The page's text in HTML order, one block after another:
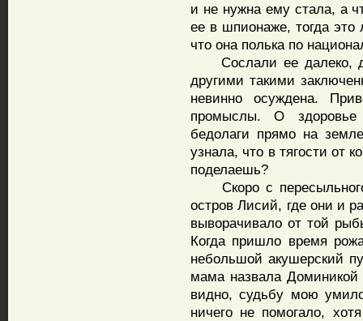
и не нужна ему стала, а
ее в шпионаже, тогда
что она полька по
Сослали ее далеко,
другими такими
невинно осуждена.
промыслы. О здоровье
бедолаги прямо на
узнала, что в тягости от
поделаешь?
Скоро с пересыльного
остров Лисий, где они и
выворачивало от той
Когда пришло время
небольшой акушерский
мама назвала Доминикой
видно, судьбу мою
ничего не помогало,